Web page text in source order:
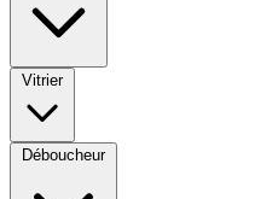
Vitrier
Déboucheur